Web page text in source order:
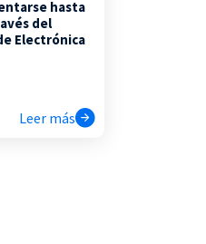
hasta
del
Electrónica
Leer más